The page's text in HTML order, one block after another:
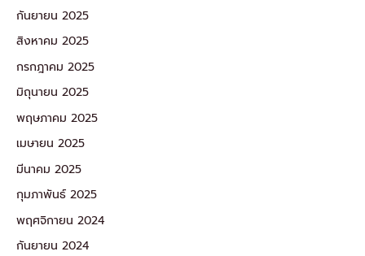
กันยายน 2025
สิงหาคม 2025
กรกฎาคม 2025
มิถุนายน 2025
พฤษภาคม 2025
เมษายน 2025
มีนาคม 2025
กุมภาพันธ์ 2025
พฤศจิกายน 2024
กันยายน 2024